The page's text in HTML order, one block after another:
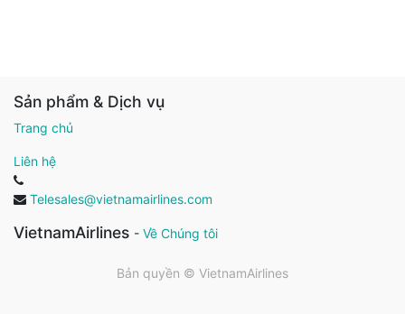
Sản phẩm & Dịch vụ
Trang chủ
Liên hệ
Telesales@vietnamairlines.com
VietnamAirlines - Về Chúng tôi
Bản quyền © VietnamAirlines